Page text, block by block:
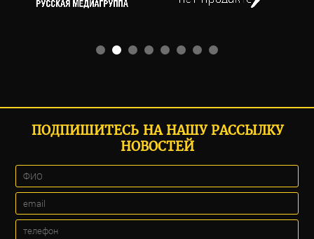
ПОДПИШИТЕСЬ НА НАШУ РАССЫЛКУ
НОВОСТЕЙ